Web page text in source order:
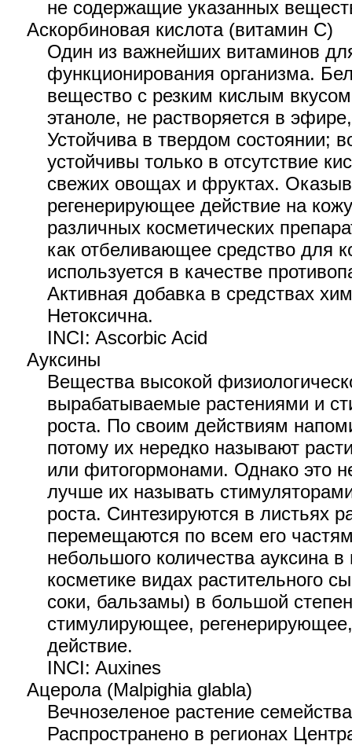
не содержащие указанных
Аскорбиновая кислота (витамин С)
Один из важнейших витаминов
функционирования организма.
вещество с резким кислым
этаноле, не растворяется в
Устойчива в твердом состоянии;
устойчивы только в отсутствие
свежих овощах и фруктах.
регенерирующее действие на
различных косметических
как отбеливающее средство для
используется в качестве
Активная добавка в средствах
Нетоксична.
INCI: Ascorbic Acid
Ауксины
Вещества высокой
вырабатываемые растениями и
роста. По своим действиям
потому их нередко называют
или фитогормонами. Однако это
лучше их называть
роста. Синтезируются в листьях
перемещаются по всем его
небольшого количества ауксина
косметике видах растительного
соки, бальзамы) в большой
стимулирующее,
действие.
INCI: Auxines
Ацерола (Malpighia glabla)
Вечнозеленое растение
Распространено в регионах